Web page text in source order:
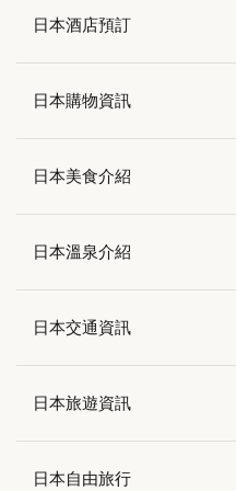
日本酒店預訂
日本購物資訊
日本美食介紹
日本溫泉介紹
日本交通資訊
日本旅遊資訊
日本自由旅行